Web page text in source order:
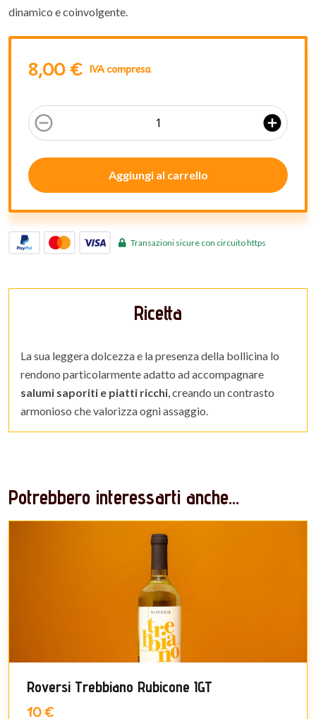
dinamico e coinvolgente.
8,00 € IVA compresa
remove_circle_outline add_circle
Aggiungi al carrello
Transazioni sicure con circuito https
Ricetta
La sua leggera dolcezza e la presenza della bollicina lo
rendono particolarmente adatto ad accompagnare
salumi saporiti e piatti ricchi, creando un contrasto
armonioso che valorizza ogni assaggio.
Potrebbero interessarti anche...
Roversi Trebbiano Rubicone IGT
10 €